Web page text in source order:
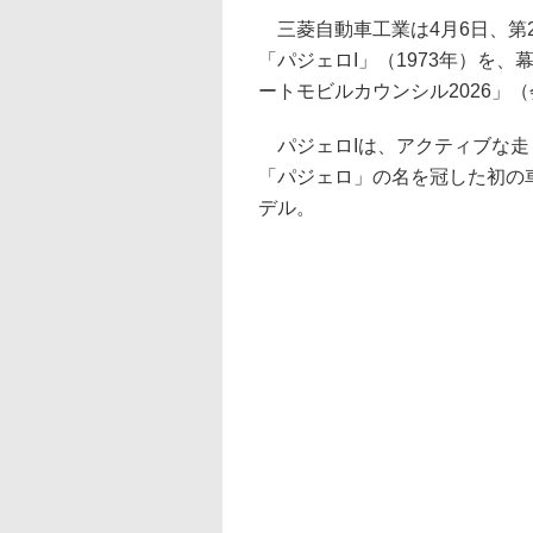
三菱自動車工業は4月6日、第
「パジェロI」（1973年）を、
ートモビルカウンシル2026」
パジェロIは、アクティブな
「パジェロ」の名を冠した初
デル。